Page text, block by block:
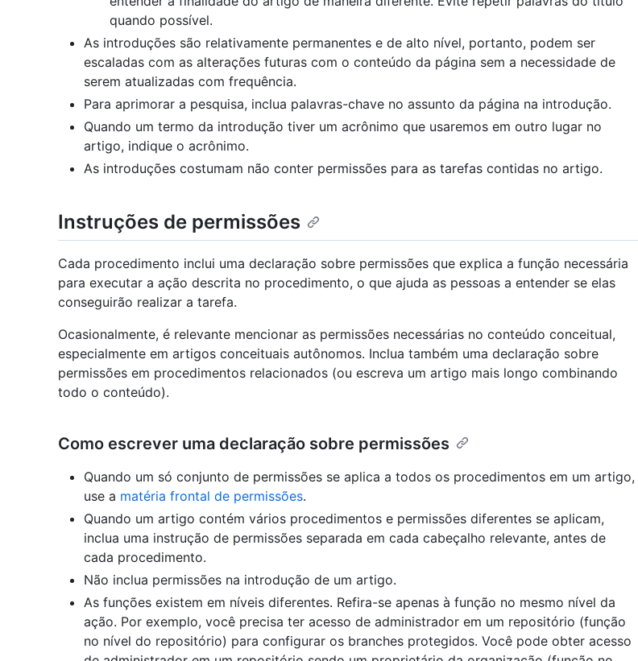
quando possível.
As introduções são relativamente permanentes e de alto nível, portanto, podem ser
escaladas com as alterações futuras com o conteúdo da página sem a necessidade de
serem atualizadas com frequência.
Para aprimorar a pesquisa, inclua palavras-chave no assunto da página na introdução.
Quando um termo da introdução tiver um acrônimo que usaremos em outro lugar no
artigo, indique o acrônimo.
As introduções costumam não conter permissões para as tarefas contidas no artigo.
Instruções de permissões
Cada procedimento inclui uma declaração sobre permissões que explica a função necessária
para executar a ação descrita no procedimento, o que ajuda as pessoas a entender se elas
conseguirão realizar a tarefa.
Ocasionalmente, é relevante mencionar as permissões necessárias no conteúdo conceitual,
especialmente em artigos conceituais autônomos. Inclua também uma declaração sobre
permissões em procedimentos relacionados (ou escreva um artigo mais longo combinando
todo o conteúdo).
Como escrever uma declaração sobre permissões
Quando um só conjunto de permissões se aplica a todos os procedimentos em um artigo,
use a matéria frontal de permissões.
Quando um artigo contém vários procedimentos e permissões diferentes se aplicam,
inclua uma instrução de permissões separada em cada cabeçalho relevante, antes de
cada procedimento.
Não inclua permissões na introdução de um artigo.
As funções existem em níveis diferentes. Refira-se apenas à função no mesmo nível da
ação. Por exemplo, você precisa ter acesso de administrador em um repositório (função
no nível do repositório) para configurar os branches protegidos. Você pode obter acesso